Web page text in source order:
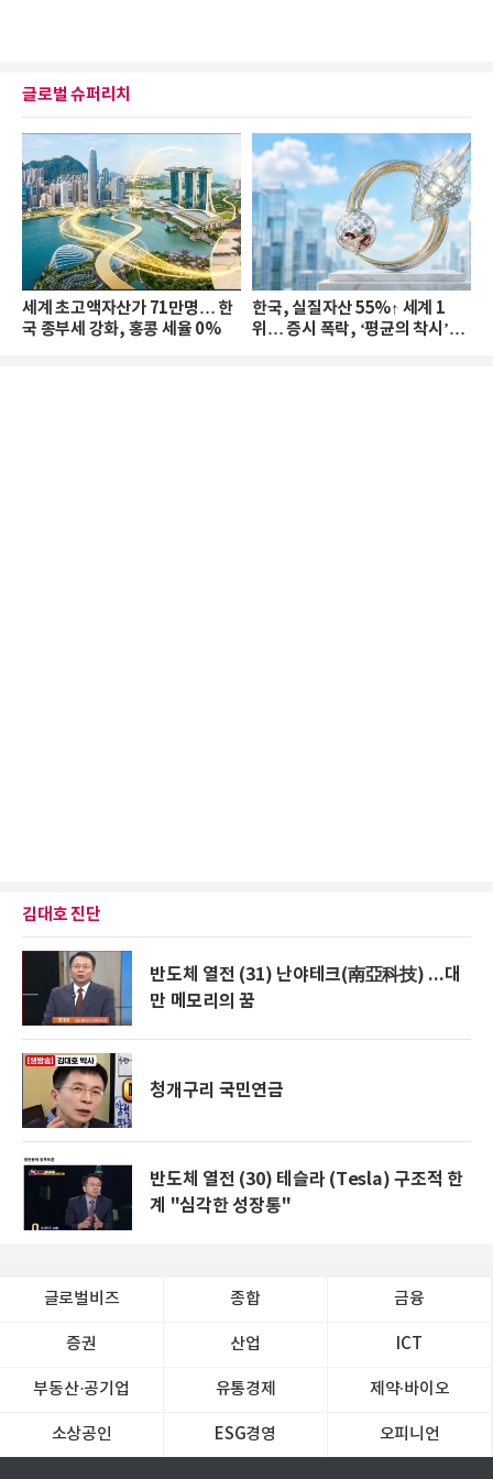
글로벌 슈퍼리치
세계 초고액자산가 71만명… 한
국 종부세 강화, 홍콩 세율 0%
한국, 실질자산 55%↑ 세계 1
위… 증시 폭락, ‘평균의 착시’와
김대호 진단
반도체 열전 (31) 난야테크(南亞科技) ...대
만 메모리의 꿈
청개구리 국민연금
반도체 열전 (30) 테슬라 (Tesla) 구조적 한
계 "심각한 성장통"
글로벌비즈 종합 금융
증권 산업 ICT
부동산·공기업 유통경제 제약∙바이오
소상공인 ESG경영 오피니언